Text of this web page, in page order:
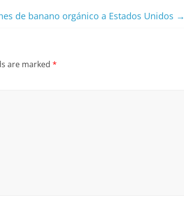
de banano orgánico a Estados Unidos →
are marked *